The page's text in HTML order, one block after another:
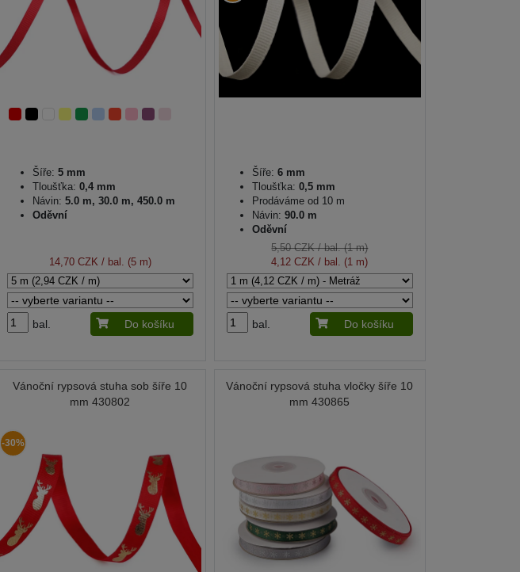
Šíře: 5 mm
Tloušťka: 0,4 mm
Návin: 5.0 m, 30.0 m, 450.0 m
Oděvní
14,70 CZK / bal. (5 m)
bal. Do košíku
Šíře: 6 mm
Tloušťka: 0,5 mm
Prodáváme od 10 m
Návin: 90.0 m
Oděvní
5,50 CZK/ bal. (1 m)
4,12 CZK / bal. (1 m)
bal. Do košíku
Vánoční rypsová stuha sob šíře 10
mm 430802
-30%
Vánoční rypsová stuha vločky šíře 10
mm 430865